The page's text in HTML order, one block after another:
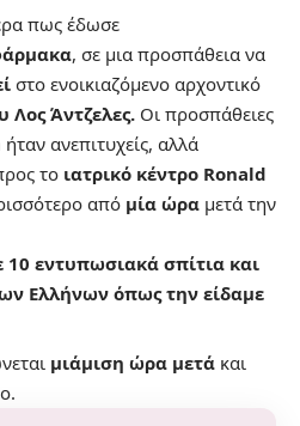
πως έδωσε
, σε μια προσπάθεια να
στο ενοικιαζόμενο αρχοντικό
Λος Άντζελες. Οι προσπάθειες
ήταν ανεπιτυχείς, αλλά
το ιατρικό κέντρο Ronald
από μία ώρα μετά την
10 εντυπωσιακά σπίτια και
Ελλήνων όπως την είδαμε
μιάμιση ώρα μετά και